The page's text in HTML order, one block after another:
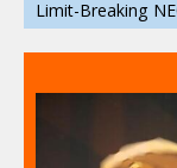
Limit-Breaking